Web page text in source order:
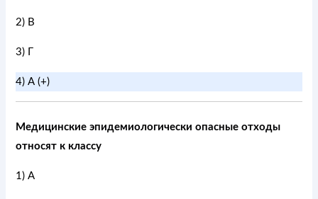
2) В
3) Г
4) А (+)
Медицинские эпидемиологически опасные отходы
относят к классу
1) А